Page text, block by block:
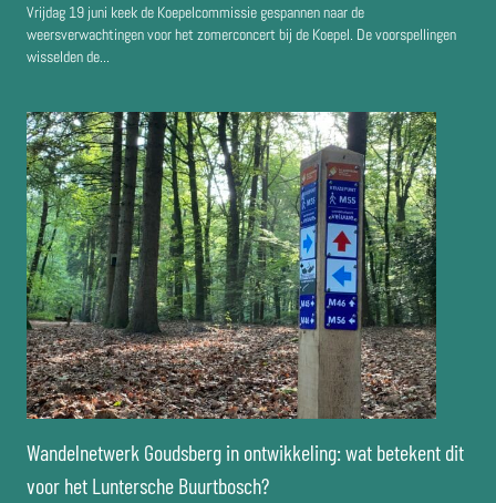
Vrijdag 19 juni keek de Koepelcommissie gespannen naar de
weersverwachtingen voor het zomerconcert bij de Koepel. De voorspellingen
wisselden de...
Wandelnetwerk Goudsberg in ontwikkeling: wat betekent dit
voor het Luntersche Buurtbosch?